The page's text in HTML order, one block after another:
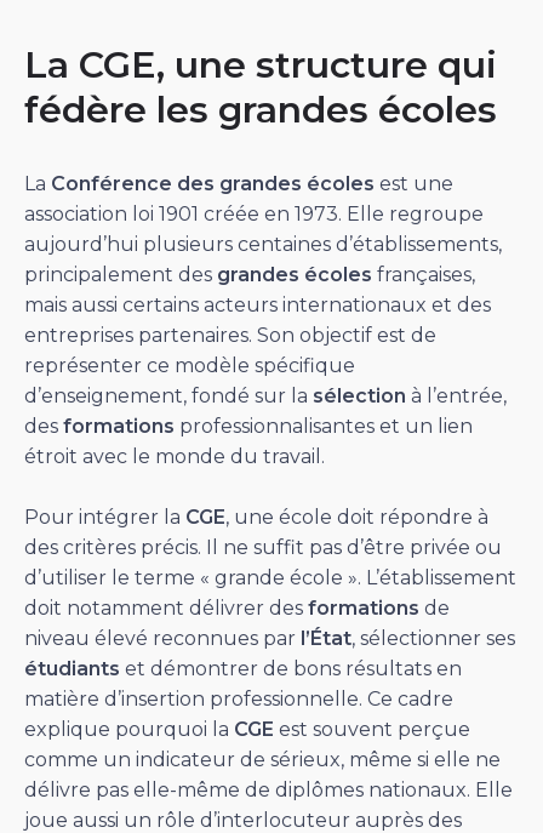
La CGE, une structure qui
fédère les grandes écoles
La Conférence des grandes écoles est une
association loi 1901 créée en 1973. Elle regroupe
aujourd’hui plusieurs centaines d’établissements,
principalement des grandes écoles françaises,
mais aussi certains acteurs internationaux et des
entreprises partenaires. Son objectif est de
représenter ce modèle spécifique
d’enseignement, fondé sur la sélection à l’entrée,
des formations professionnalisantes et un lien
étroit avec le monde du travail.
Pour intégrer la CGE, une école doit répondre à
des critères précis. Il ne suffit pas d’être privée ou
d’utiliser le terme « grande école ». L’établissement
doit notamment délivrer des formations de
niveau élevé reconnues par l’État, sélectionner ses
étudiants et démontrer de bons résultats en
matière d’insertion professionnelle. Ce cadre
explique pourquoi la CGE est souvent perçue
comme un indicateur de sérieux, même si elle ne
délivre pas elle-même de diplômes nationaux. Elle
joue aussi un rôle d’interlocuteur auprès des